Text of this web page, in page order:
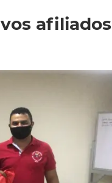
afiliados